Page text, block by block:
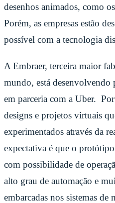
desenhos animados, como
Porém, as empresas estão
possível com a tecnologia
A Embraer, terceira maior
mundo, está desenvolvendo
em parceria com a Uber.
designs e projetos virtuais
experimentados através da
expectativa é que o
com possibilidade de
alto grau de automação e
embarcadas nos sistemas de